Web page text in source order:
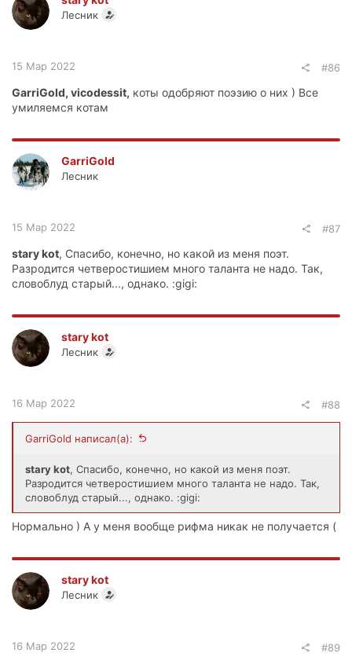
Лесник
15 Мар 2022 #86
GarriGold, vicodessit, коты одобряют поэзию о них ) Все
умиляемся котам
GarriGold
Лесник
15 Мар 2022 #87
stary kot, Спасибо, конечно, но какой из меня поэт.
Разродится четверостишием много таланта не надо. Так,
словоблуд старый..., однако. :gigi:
stary kot
Лесник
16 Мар 2022 #88
GarriGold написал(а):
stary kot, Спасибо, конечно, но какой из меня поэт.
Разродится четверостишием много таланта не надо. Так,
словоблуд старый..., однако. :gigi:
Нормально ) А у меня вообще рифма никак не получается (
stary kot
Лесник
16 Мар 2022 #89